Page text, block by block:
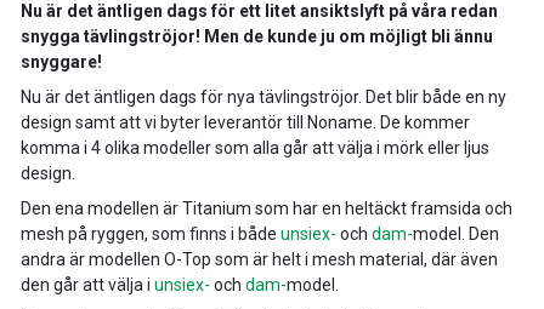
Nu är det äntligen dags för ett litet ansiktslyft på våra redan
snygga tävlingströjor! Men de kunde ju om möjligt bli ännu
snyggare!
Nu är det äntligen dags för nya tävlingströjor. Det blir både en ny
design samt att vi byter leverantör till Noname. De kommer
komma i 4 olika modeller som alla går att välja i mörk eller ljus
design.
Den ena modellen är Titanium som har en heltäckt framsida och
mesh på ryggen, som finns i både unsiex- och dam-model. Den
andra är modellen O-Top som är helt i mesh material, där även
den går att välja i unsiex- och dam-model.